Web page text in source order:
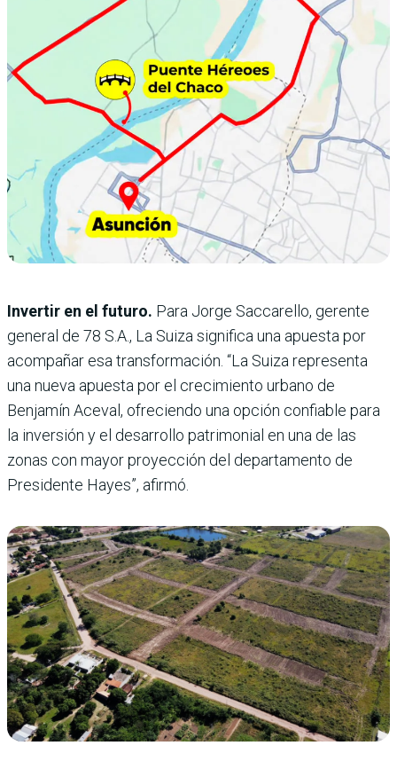
Invertir en el futuro. Para Jorge Saccarello, gerente
general de 78 S.A., La Suiza significa una apuesta por
acompañar esa transformación. “La Suiza representa
una nueva apuesta por el crecimiento urbano de
Benjamín Aceval, ofreciendo una opción confiable para
la inversión y el desarrollo patrimonial en una de las
zonas con mayor proyección del departamento de
Presidente Hayes”, afirmó.